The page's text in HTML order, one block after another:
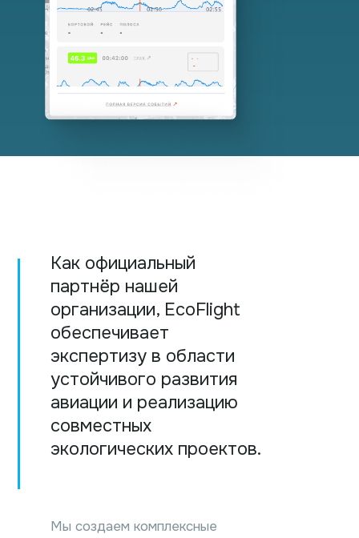
Как официальный
партнёр нашей
организации, EcoFlight
обеспечивает
экспертизу в области
устойчивого развития
авиации и реализацию
совместных
экологических проектов.
Мы создаем комплексные